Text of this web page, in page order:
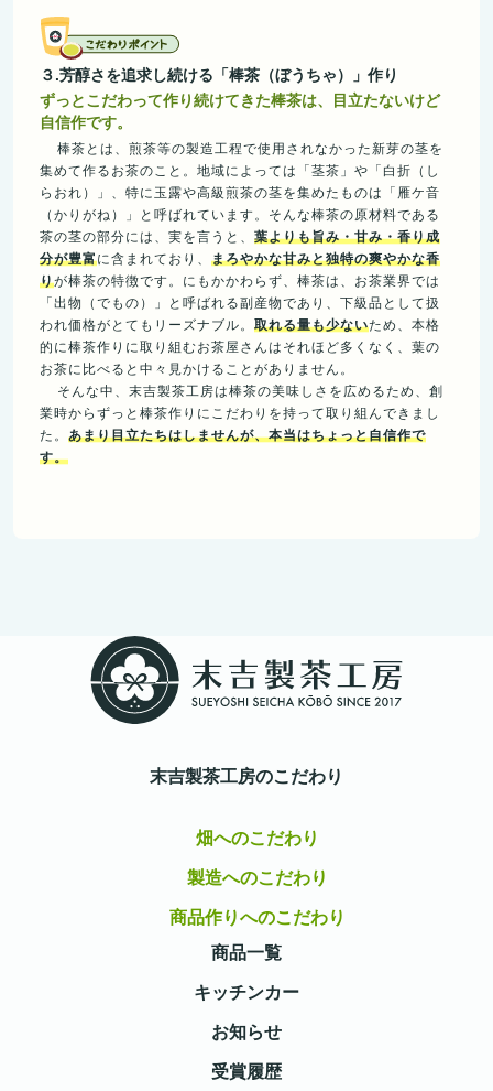
３.芳醇さを追求し続ける「棒茶（ぼうちゃ）」作り
ずっとこだわって作り続けてきた棒茶は、目立たないけど
自信作です。
棒茶とは、煎茶等の製造工程で使用されなかった新芽の茎を
集めて作るお茶のこと。地域によっては「茎茶」や「白折（し
らおれ）」、特に玉露や高級煎茶の茎を集めたものは「雁ケ音
（かりがね）」と呼ばれています。そんな棒茶の原材料である
茶の茎の部分には、実を言うと、 葉よりも旨み・甘み・香り成
分が豊富に含まれており、 まろやかな甘みと独特の爽やかな香
りが棒茶の特徴です。にもかかわらず、棒茶は、お茶業界では
「出物（でもの）」と呼ばれる副産物であり、下級品として扱
われ価格がとてもリーズナブル。 取れる量も少ないため、本格
的に棒茶作りに取り組むお茶屋さんはそれほど多くなく、葉の
お茶に比べると中々見かけることがありません。
そんな中、末吉製茶工房は棒茶の美味しさを広めるため、創
業時からずっと棒茶作りにこだわりを持って取り組んできまし
た。 あまり目立たちはしませんが、本当はちょっと自信作で
す。
末吉製茶工房のこだわり
畑へのこだわり
製造へのこだわり
商品作りへのこだわり
商品一覧
キッチンカー
お知らせ
受賞履歴